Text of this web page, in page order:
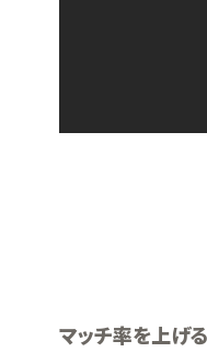
マッチ率を上げ